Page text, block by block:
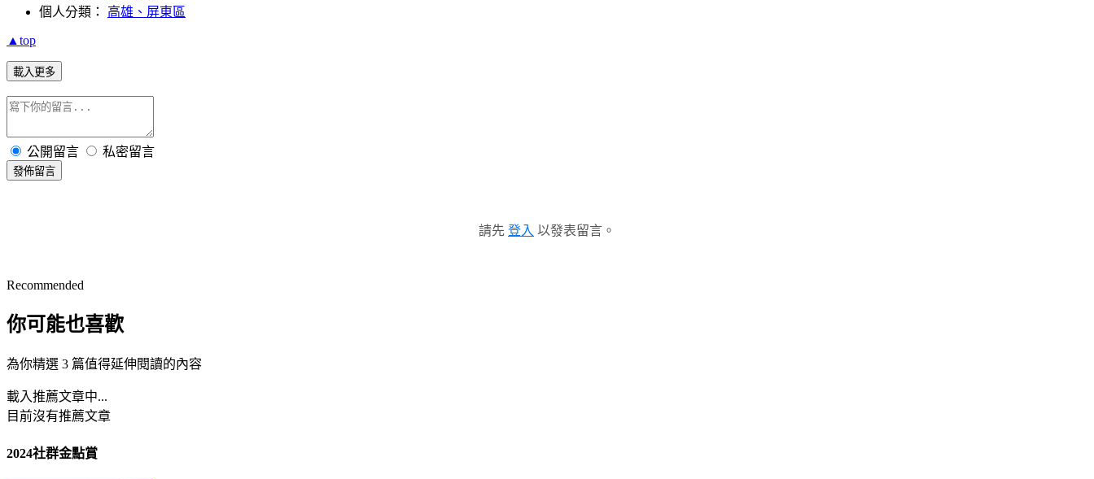
個人分類： 高雄、屏東區
▲top
載入更多
公開留言 私密留言
發佈留言
請先 登入 以發表留言。
Recommended
你可能也喜歡
為你精選 3 篇值得延伸閱讀的內容
載入推薦文章中...
目前沒有推薦文章
2024社群金點賞